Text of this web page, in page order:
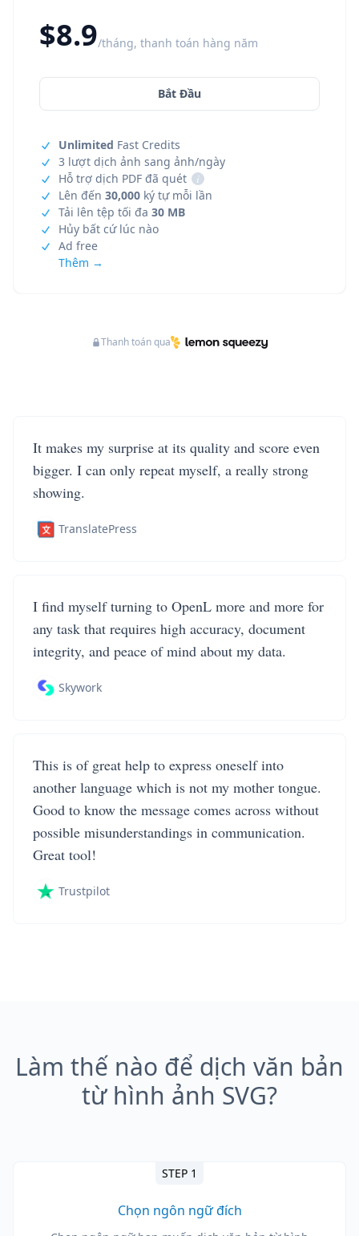
$8.9/tháng, thanh toán hàng năm
Bắt Đầu
Unlimited Fast Credits
3 lượt dịch ảnh sang ảnh/ngày
Hỗ trợ dịch PDF đã quét
i
Lên đến 30,000 ký tự mỗi lần
Tải lên tệp tối đa 30 MB
Hủy bất cứ lúc nào
Ad free
Thêm →
Thanh toán qua
It makes my surprise at its quality and score even
bigger. I can only repeat myself, a really strong
showing.
TranslatePress
I find myself turning to OpenL more and more for
any task that requires high accuracy, document
integrity, and peace of mind about my data.
Skywork
This is of great help to express oneself into
another language which is not my mother tongue.
Good to know the message comes across without
possible misunderstandings in communication.
Great tool!
Trustpilot
Làm thế nào để dịch văn bản
từ hình ảnh SVG?
STEP 1
Chọn ngôn ngữ đích